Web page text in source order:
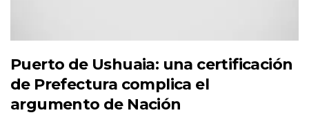
Puerto de Ushuaia: una certificación
de Prefectura complica el
argumento de Nación